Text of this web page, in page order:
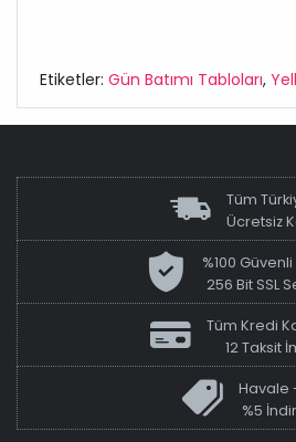
Etiketler: Gün Batımı Tabloları,
Tüm
Ücretsiz
%100 Güvenli
256 Bit SSL
Tüm Kredi
12 Taksit
Havale
%5